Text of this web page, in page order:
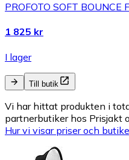
PROFOTO SOFT BOUNCE
1 825 kr
I lager
Till butik
Vi har hittat produkten i
partnerbutiker hos Prisjakt
Hur vi visar priser och